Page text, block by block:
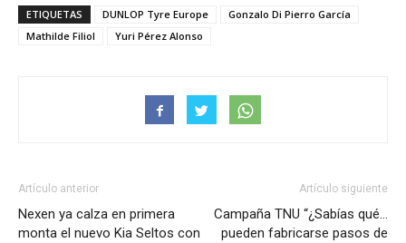
ETIQUETAS DUNLOP Tyre Europe
Gonzalo Di Pierro García
Mathilde Filiol
Yuri Pérez Alonso
Artículo anterior
Nexen ya calza en primera
monta el nuevo Kia Seltos con
Artículo siguiente
Campaña TNU “¿Sabías qué…
pueden fabricarse pasos de